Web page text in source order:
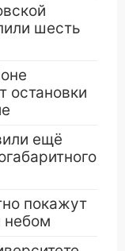
шесть
остановки
ещё
покажут
небом